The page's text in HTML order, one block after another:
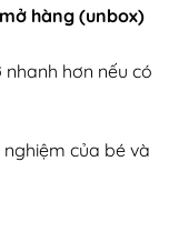
hàng (unbox)
hơn nếu có
của bé và